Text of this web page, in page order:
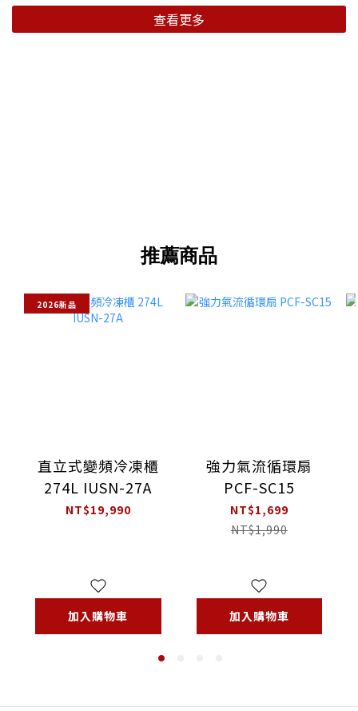
查看更多
推薦商品
2026新品
直立式變頻冷凍櫃
274L IUSN-27A
NT$19,990
加入購物車
強力氣流循環扇
PCF-SC15
NT$1,699
NT$1,990
加入購物車